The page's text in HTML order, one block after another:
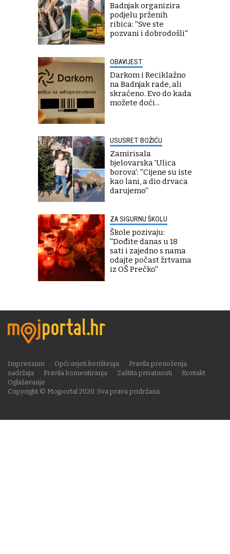
Badnjak organizira
podjelu prženih
ribica: ''Sve ste
pozvani i dobrodošli''
OBAVIJEST
Darkom i Reciklažno
na Badnjak rade, ali
skraćeno. Evo do kada
možete doći...
USUSRET BOŽIĆU
Zamirisala
bjelovarska 'Ulica
borova': ''Cijene su iste
kao lani, a dio drvaca
darujemo''
ZA SIGURNU ŠKOLU
Škole pozivaju:
''Dođite danas u 18
sati i zajedno s nama
odajte počast žrtvama
iz OŠ Prečko''
Copyright © Mojportal 2020. Sva prava pridržana.
Impressum Opći uvjeti korištenja
Pravila prenošenja
sadržaja
Pravila komentiranja Zaštita privatnosti
Kontakt
Oglašavanje